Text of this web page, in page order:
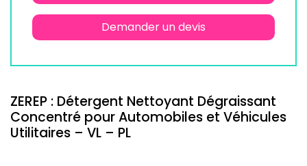
Demander un devis
ZEREP : Détergent Nettoyant Dégraissant
Concentré pour Automobiles et Véhicules
Utilitaires – VL – PL